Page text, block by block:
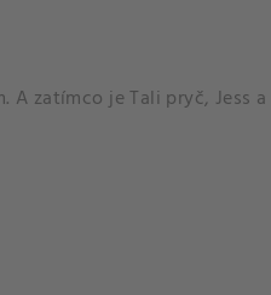
zatímco je Tali pryč, Jess a